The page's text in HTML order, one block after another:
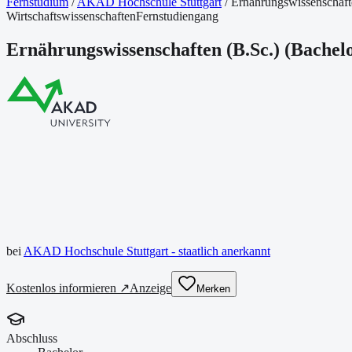
WirtschaftswissenschaftenFernstudiengang
Ernährungswissenschaften (B.Sc.) (
beiAKAD Hochschule Stuttgart - staatlich anerkannt
Kostenlos informieren ↗Anzeige Merken
Abschluss